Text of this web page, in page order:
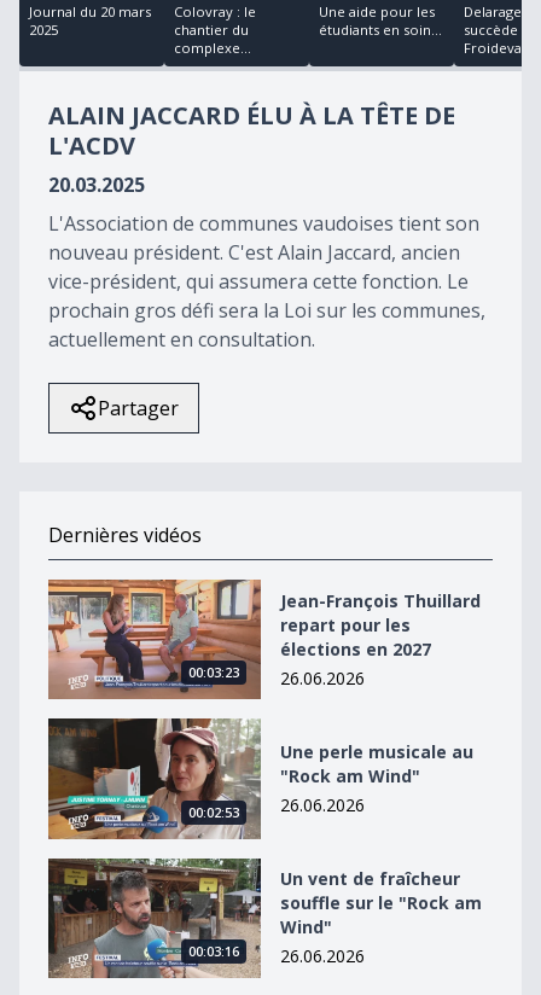
24
minutes,
seconds
Journal du 20 mars
2025
Colovray : le
chantier du
complexe...
Une aide pour les
étudiants en soin...
Delarageaz
succède à
Froideva...
ALAIN JACCARD ÉLU À LA TÊTE DE
L'ACDV
20.03.2025
L'Association de communes vaudoises tient son
nouveau président. C'est Alain Jaccard, ancien
vice-président, qui assumera cette fonction. Le
prochain gros défi sera la Loi sur les communes,
actuellement en consultation.
Partager
Dernières vidéos
Jean-François Thuillard repart pour les élections en
00:03:23
Jean-François Thuillard
repart pour les
élections en 2027
26.06.2026
Une perle musicale au &quot;Rock am Wind&quot;
00:02:53
Une perle musicale au
"Rock am Wind"
26.06.2026
Un vent de fraîcheur souffle sur le &quot;Rock am
00:03:16
Un vent de fraîcheur
souffle sur le "Rock am
Wind"
26.06.2026